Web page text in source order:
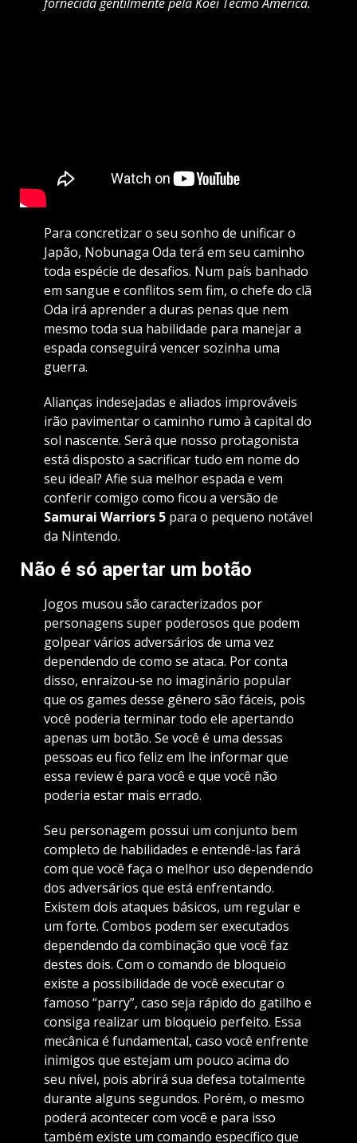
fornecida gentilmente pela Koei Tecmo America.
Para concretizar o seu sonho de unificar o
Japão, Nobunaga Oda terá em seu caminho
toda espécie de desafios. Num país banhado
em sangue e conflitos sem fim, o chefe do clã
Oda irá aprender a duras penas que nem
mesmo toda sua habilidade para manejar a
espada conseguirá vencer sozinha uma
guerra.
Alianças indesejadas e aliados improváveis
irão pavimentar o caminho rumo à capital do
sol nascente. Será que nosso protagonista
está disposto a sacrificar tudo em nome do
seu ideal? Afie sua melhor espada e vem
conferir comigo como ficou a versão de
Samurai Warriors 5para o pequeno notável
da Nintendo.
Não é só apertar um botão
Jogos musou são caracterizados por
personagens super poderosos que podem
golpear vários adversários de uma vez
dependendo de como se ataca. Por conta
disso, enraizou-se no imaginário popular
que os games desse gênero são fáceis, pois
você poderia terminar todo ele apertando
apenas um botão. Se você é uma dessas
pessoas eu fico feliz em lhe informar que
essa review é para você e que você não
poderia estar mais errado.
Seu personagem possui um conjunto bem
completo de habilidades e entendê-las fará
com que você faça o melhor uso dependendo
dos adversários que está enfrentando.
Existem dois ataques básicos, um regular e
um forte. Combos podem ser executados
dependendo da combinação que você faz
destes dois. Com o comando de bloqueio
existe a possibilidade de você executar o
famoso “parry”, caso seja rápido do gatilho e
consiga realizar um bloqueio perfeito. Essa
mecânica é fundamental, caso você enfrente
inimigos que estejam um pouco acima do
seu nível, pois abrirá sua defesa totalmente
durante alguns segundos. Porém, o mesmo
poderá acontecer com você e para isso
também existe um comando específico que